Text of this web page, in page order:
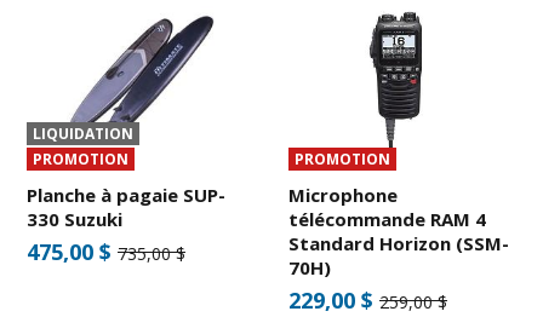
LIQUIDATION
PROMOTION
Planche à pagaie SUP-
330 Suzuki
475,00 $ 735,00 $
PROMOTION
Microphone
télécommande RAM 4
Standard Horizon (SSM-
70H)
229,00 $ 259,00 $